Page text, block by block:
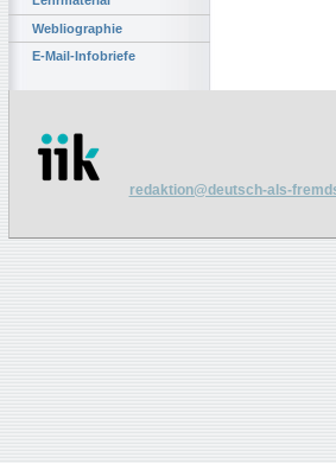
Webliographie
E-Mail-Infobriefe
redaktion@deutsch-als-